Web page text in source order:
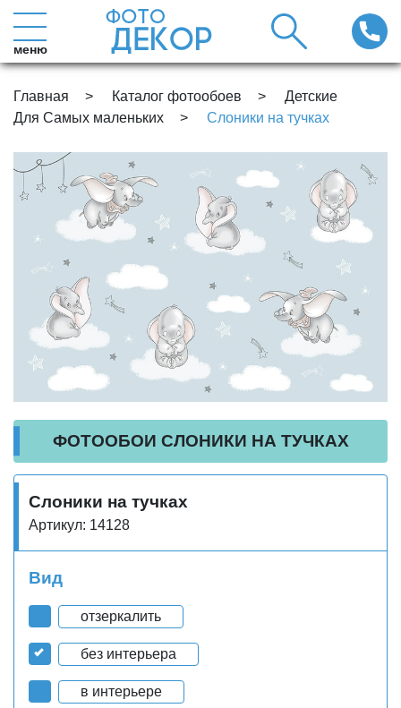
меню
Главная Каталог фотообоев
Детские
Для Самых маленьких
Слоники на тучках
ФОТООБОИ СЛОНИКИ НА ТУЧКАХ
Слоники на тучках
Артикул: 14128
Вид
отзеркалить
без интерьера
в интерьере